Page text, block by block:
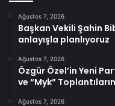
Ağustos 7, 2026
Başkan Vekili Şahin
anlayışla planlıyoruz
Ağustos 7, 2026
Özgür Özel’in Yeni
ve “Myk”
Ağustos 7, 2026